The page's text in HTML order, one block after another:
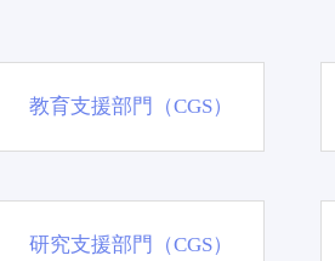
教育支援部門（CGS）
研究支援部門（CGS）